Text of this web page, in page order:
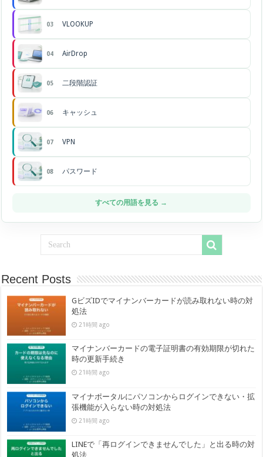
03 VLOOKUP
04 AirDrop
05 二段階認証
06 キャッシュ
07 VPN
08 パスワード
すべての用語を見る →
Recent Posts
GビズIDでマイナンバーカードが読み取れない時の対
処法
21時間 ago
マイナンバーカードの電子証明書の有効期限が切れた
時の更新手続き
21時間 ago
マイナポータルにパソコンからログインできない・拡
張機能が入らない時の対処法
21時間 ago
LINEで「再ログインできませんでした」と出る時の対
処法